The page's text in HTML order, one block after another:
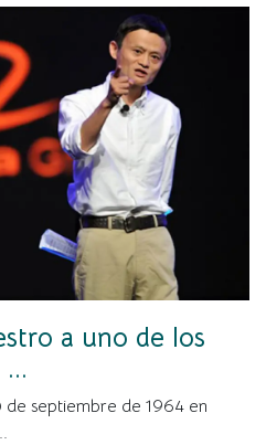
a uno de los
de septiembre de 1964 en